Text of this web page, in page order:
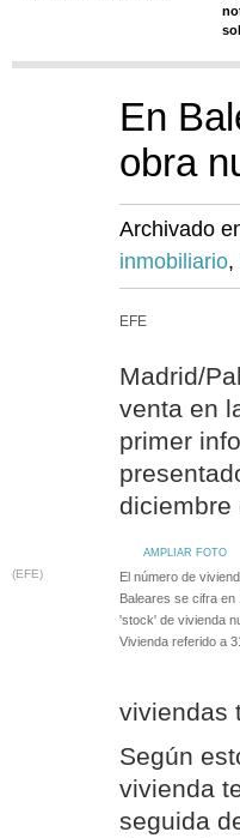
En
obra
Archivado
inmobiliario,
EFE
Madrid/
venta en
primer
diciembre
AMPLIAR FOTO
(EFE)
El número de
Baleares se cifra en
'stock' de vivienda
Vivienda referido a
viviendas
Según
vivienda
seguida